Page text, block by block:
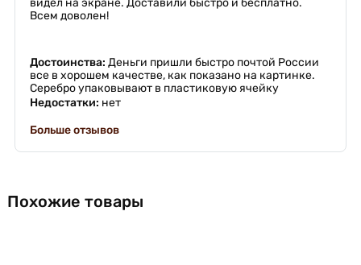
видел на экране. Доставили быстро и бесплатно.
Всем доволен!
Достоинства: Деньги пришли быстро почтой России
все в хорошем качестве, как показано на картинке.
Серебро упаковывают в пластиковую ячейку
Недостатки: нет
Больше отзывов
Похожие товары